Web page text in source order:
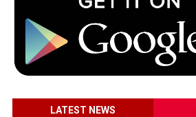
LATEST NEWS